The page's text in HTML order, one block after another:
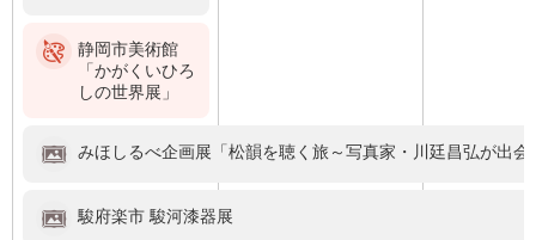
静岡市美術館
「かがくいひろ
しの世界展」
みほしるべ企画展「松韻を聴く旅～写真家・川廷昌弘が出
駿府楽市 駿河漆器展